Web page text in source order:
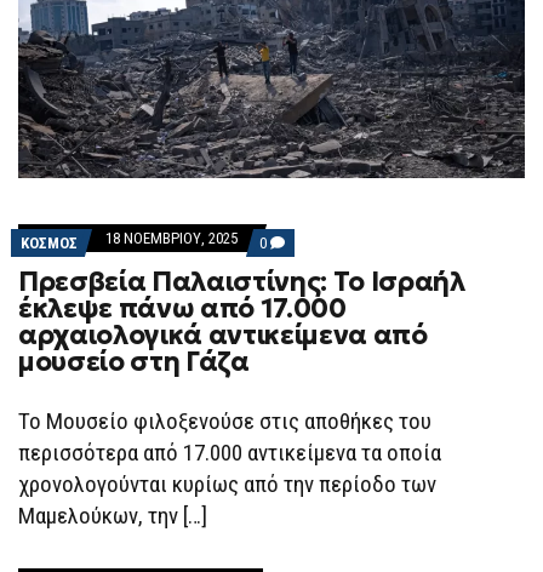
ΚΟΣΜΟΣ 18 ΝΟΕΜΒΡΊΟΥ, 2025 0 COMMENTS
ON
ΠΡΕΣΒΕΊΑ
ΠΑΛΑΙΣΤΊΝΗΣ:
ΤΟ
ΙΣΡΑΉΛ
ΈΚΛΕΨΕ
ΑΡΧΑΙΟΛΟΓΙΚΆ
ΑΝΤΙΚΕΊΜΕΝΑ
ΑΠΌ
ΜΟΥΣΕΊΟ
ΣΤΗ
Πρεσβεία Παλαιστίνης: Το Ισραήλ
έκλεψε πάνω από 17.000
αρχαιολογικά αντικείμενα από
μουσείο στη Γάζα
Το Μουσείο φιλοξενούσε στις αποθήκες του
περισσότερα από 17.000 αντικείμενα τα οποία
χρονολογούνται κυρίως από την περίοδο των
Μαμελούκων, την […]